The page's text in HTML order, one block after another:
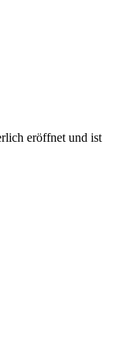
eröffnet und ist